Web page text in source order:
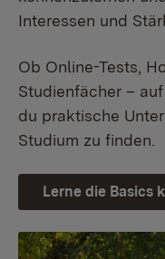
Interessen und
Ob Online-Tests,
Studienfächer –
du praktische
Studium zu finden.
Lerne die Basics